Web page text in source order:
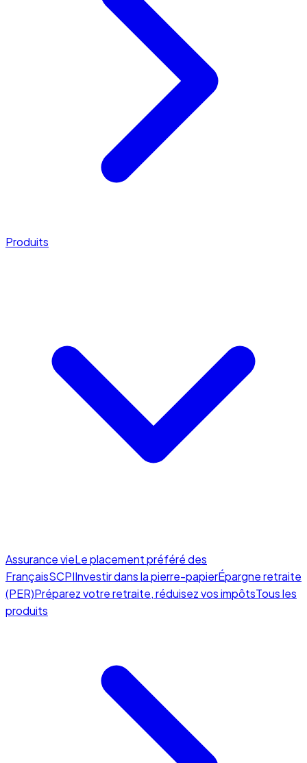
Produits
Assurance vieLe placement préféré des
FrançaisSCPIInvestir dans la pierre-papierÉpargne retraite
(PER)Préparez votre retraite, réduisez vos impôtsTous les
produits